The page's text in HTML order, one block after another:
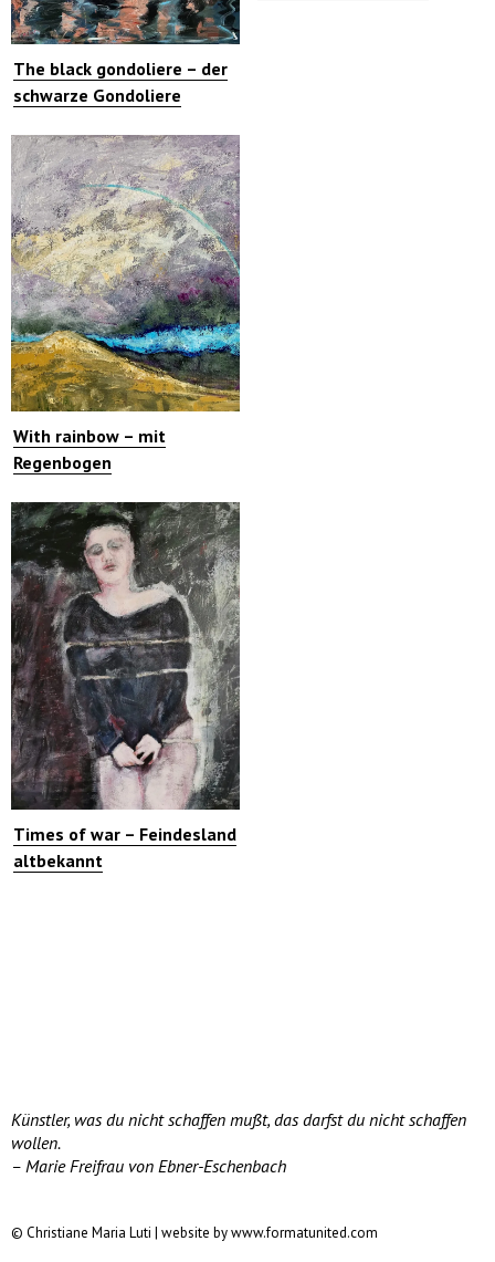
The black gondoliere – der
schwarze Gondoliere
With rainbow – mit
Regenbogen
Times of war – Feindesland
altbekannt
Künstler, was du nicht schaffen mußt, das darfst du nicht schaffen
wollen.
– Marie Freifrau von Ebner-Eschenbach
© Christiane Maria Luti | website by www.formatunited.com